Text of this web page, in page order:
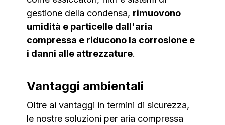
gestione della condensa, rimuovono
umidità e particelle dall'aria
compressa e riducono la corrosione e
i danni alle attrezzature.
Vantaggi ambientali
Oltre ai vantaggi in termini di sicurezza,
le nostre soluzioni per aria compressa